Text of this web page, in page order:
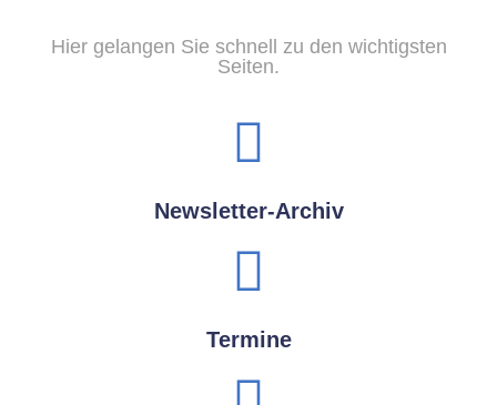
Hier gelangen Sie schnell zu den wichtigsten
Seiten.
Newsletter-Archiv
Termine